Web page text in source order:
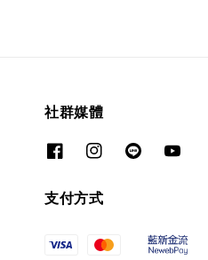
社群媒體
支付方式